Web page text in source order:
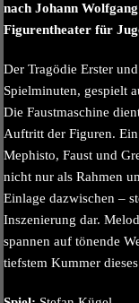
nach Johann
Figurentheater für
Der Tragödie Erster
Spielminuten, gespielt
Die Faustmaschine
Auftritt der Figuren.
Mephisto, Faust und
nicht nur als Rahmen
Einlage dazwischen –
Inszenierung dar.
spannen auf tönende
tiefstem Kummer